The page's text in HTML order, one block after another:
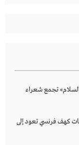
تجمع شعراء
كهف فرنسي تعود إلى